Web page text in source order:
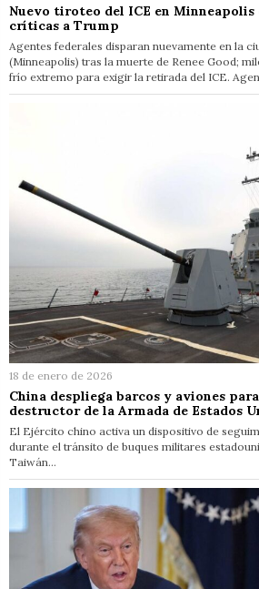
Nuevo tiroteo del ICE en
críticas a Trump
Agentes federales disparan nuevamente en la
(Minneapolis) tras la muerte de Renee Good;
frío extremo para exigir la retirada del ICE.
18 de enero de 2026
China despliega barcos y aviones
destructor de la Armada de Estados
El Ejército chino activa un dispositivo de
durante el tránsito de buques militares
Taiwán…